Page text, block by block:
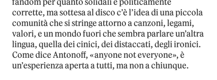
corrette, ma sottesa al disco c’è l’idea di una piccola
comunità che si stringe attorno a canzoni, legami,
valori, e un mondo fuori che sembra parlare un’altra
lingua, quella dei cinici, dei distaccati, degli ironici.
Come dice Antonoff, «anyone not everyone», è
un’esperienza aperta a tutti, ma non a chiunque.